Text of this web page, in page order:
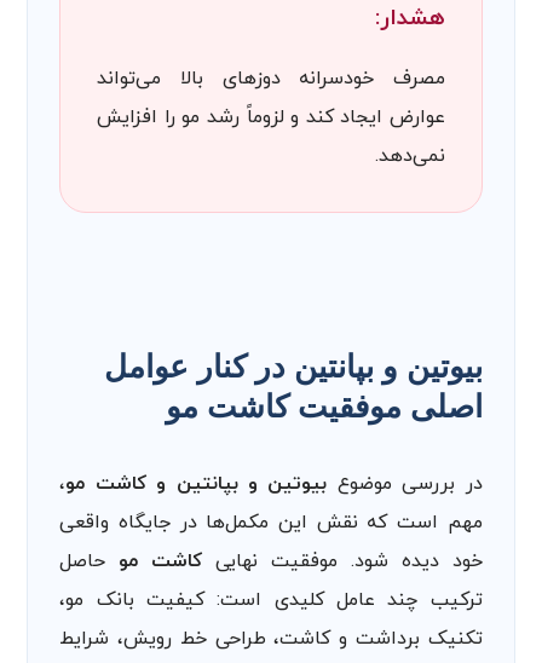
هشدار:
مصرف خودسرانه دوزهای بالا می‌تواند
عوارض ایجاد کند و لزوماً رشد مو را افزایش
نمی‌دهد.
بیوتین و بپانتین در کنار عوامل
اصلی موفقیت کاشت مو
در بررسی موضوع بیوتین و بپانتین و کاشت مو،
مهم است که نقش این مکمل‌ها در جایگاه واقعی
خود دیده شود. موفقیت نهایی کاشت مو حاصل
ترکیب چند عامل کلیدی است: کیفیت بانک مو،
تکنیک برداشت و کاشت، طراحی خط رویش، شرایط